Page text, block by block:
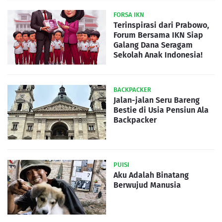
FORSA IKN
Terinspirasi dari Prabowo,
Forum Bersama IKN Siap
Galang Dana Seragam
Sekolah Anak Indonesia!
BACKPACKER
Jalan-jalan Seru Bareng
Bestie di Usia Pensiun Ala
Backpacker
PUISI
Aku Adalah Binatang
Berwujud Manusia